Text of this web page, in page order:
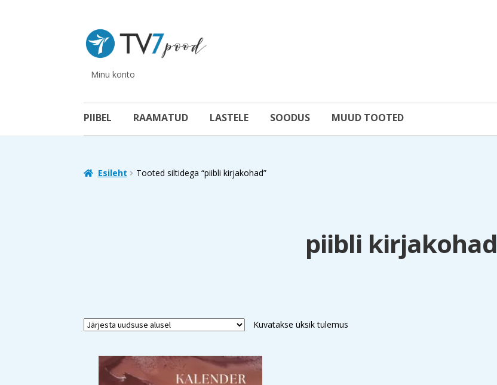
Liigu
navigeerimisele
Liigu
sisu
juurde
Minu konto
PIIBEL RAAMATUD LASTELE SOODUS MUUD TOOTED
Esileht Tooted siltidega “piibli kirjakohad”
piibli kirjakohad
Kuvatakse üksik tulemus